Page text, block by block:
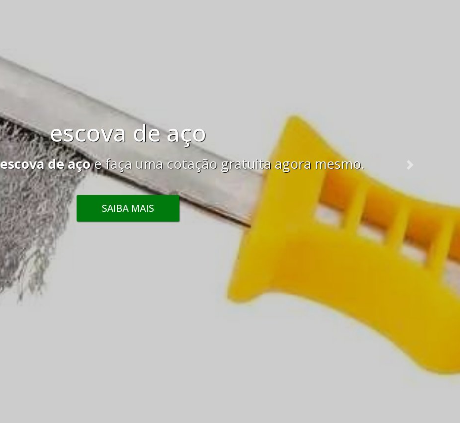
escova de aço
escova de açoe faça uma cotação gratuita agora mesmo.
SAIBA MAIS
Next